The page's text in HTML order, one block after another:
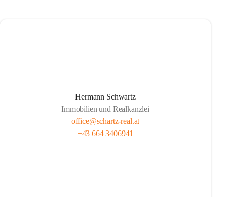
Hermann Schwartz
Immobilien und Realkanzlei
office@schartz-real.at
+43 664 3406941